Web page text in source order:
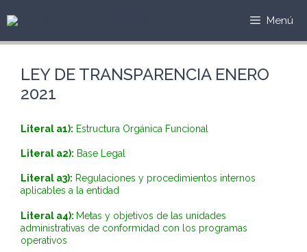
Menú
LEY DE TRANSPARENCIA ENERO
2021
Literal a1): Estructura Orgánica Funcional
Literal a2): Base Legal
Literal a3): Regulaciones y procedimientos internos
aplicables a la entidad
Literal a4): Metas y objetivos de las unidades
administrativas de conformidad con los programas
operativos